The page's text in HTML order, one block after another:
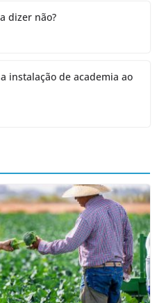
dizer não?
instalação de academia ao